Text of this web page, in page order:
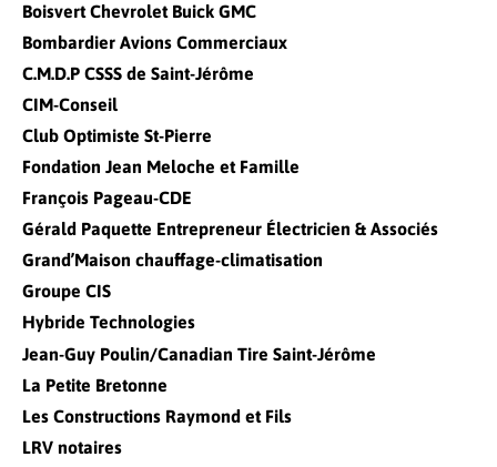
Boisvert Chevrolet Buick GMC
Bombardier Avions Commerciaux
C.M.D.P CSSS de Saint-Jérôme
CIM-Conseil
Club Optimiste St-Pierre
Fondation Jean Meloche et Famille
François Pageau-CDE
Gérald Paquette Entrepreneur Électricien & Associés
Grand’Maison chauffage-climatisation
Groupe CIS
Hybride Technologies
Jean-Guy Poulin/Canadian Tire Saint-Jérôme
La Petite Bretonne
Les Constructions Raymond et Fils
LRV notaires